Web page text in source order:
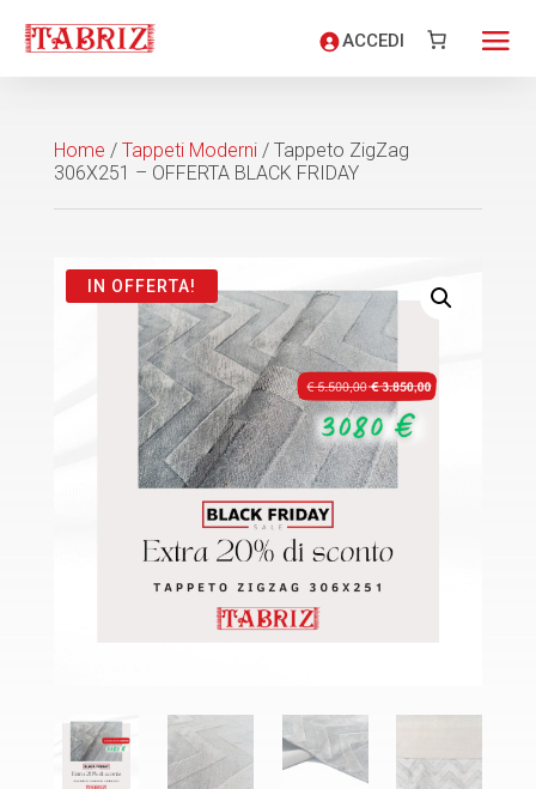
ACCEDI
Home / Tappeti Moderni/ Tappeto ZigZag
306X251 – OFFERTA BLACK FRIDAY
IN OFFERTA!